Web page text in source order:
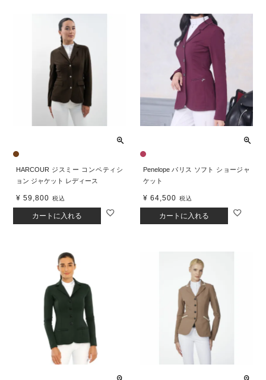
HARCOUR ジスミー コンペティシ
ョン ジャケット レディース
¥ 59,800 税込
カートに入れる
Penelope パリス ソフト ショージャ
ケット
¥ 64,500 税込
カートに入れる